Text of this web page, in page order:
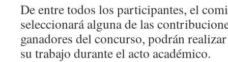
De entre todos los participantes, el
seleccionará alguna de las
ganadores del concurso, podrán
su trabajo durante el acto académico.